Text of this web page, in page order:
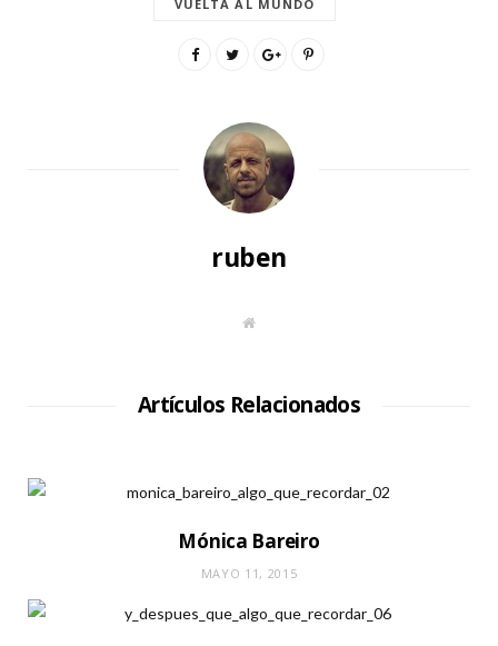
VUELTA AL MUNDO
ruben
S
W
Artículos Relacionados
Mónica Bareiro
MAYO 11, 2015